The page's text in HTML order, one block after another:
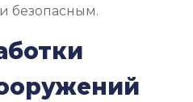
безопасным.